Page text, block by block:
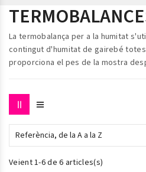
La termobalança per a la humitat
contingut d'humitat de gairebé
proporciona el pes de la mostra
Referència, de la A a la Z
Veient 1-6 de 6 articles(s)